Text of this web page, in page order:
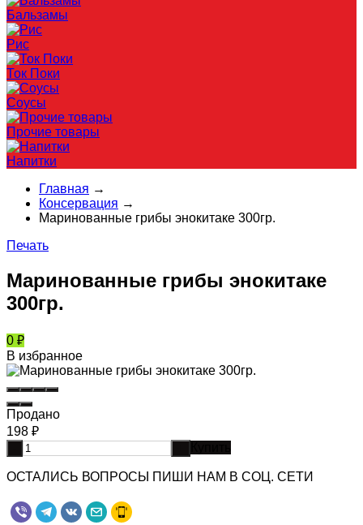
Бальзамы
Рис
Ток Поки
Соусы
Прочие товары
Напитки
Главная →
Консервация →
Маринованные грибы энокитаке 300гр.
Печать
Маринованные грибы энокитаке
300гр.
0 ₽
В избранное
Продано
198 ₽
ОСТАЛИСЬ ВОПРОСЫ ПИШИ НАМ В СОЦ. СЕТИ